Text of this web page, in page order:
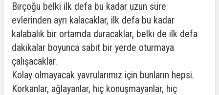
Birçoğu belki ilk defa bu kadar uzun süre
evlerinden ayrı kalacaklar, ilk defa bu kadar
kalabalık bir ortamda duracaklar, belki de ilk defa
dakikalar boyunca sabit bir yerde oturmaya
çalışacaklar.
Kolay olmayacak yavrularımız için bunların hepsi.
Korkanlar, ağlayanlar, hiç konuşmayanlar, hiç